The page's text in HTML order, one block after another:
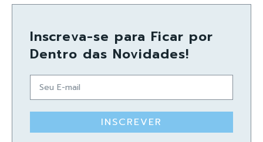
Inscreva-se para Ficar por
Dentro das Novidades!
INSCREVER